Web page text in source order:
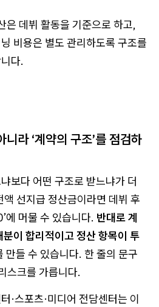
은 데뷔 활동을 기준으로 하고,
비용은 별도 관리하도록 구조를
다.
라 ‘계약의 구조’를 점검하
보다 어떤 구조로 받느냐가 더
선지급 정산금이라면 데뷔 후
에 머물 수 있습니다. 반대로 계
이 합리적이고 정산 항목이 투
만들 수 있습니다. 한 줄의 문구
스크를 가릅니다.
·스포츠·미디어 전담센터는 이